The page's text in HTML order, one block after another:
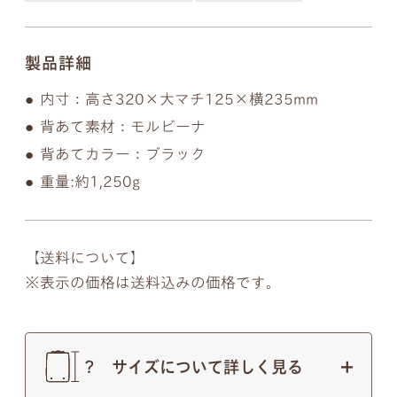
製品詳細
内寸：高さ320×大マチ125×横235mm
背あて素材：モルビーナ
背あてカラー：ブラック
重量:約1,250g
【送料について】
表示の価格は送料込みの価格です。
サイズについて詳しく見る